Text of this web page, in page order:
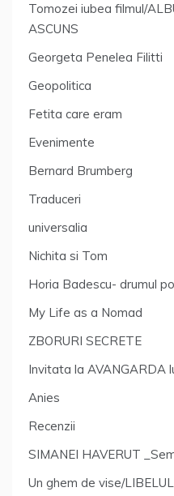
Tomozei iubea filmul/
ASCUNS
Georgeta Penelea Filitti
Geopolitica
Fetita care eram
Evenimente
Bernard Brumberg
Traduceri
universalia
Nichita si Tom
Horia Badescu- drumul
My Life as a Nomad
ZBORURI SECRETE
Invitata la AVANGARDA
Anies
Recenzii
SIMANEI HAVERUT
Un ghem de vise/